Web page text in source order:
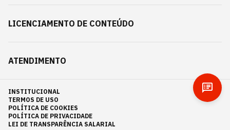
LICENCIAMENTO DE CONTEÚDO
ATENDIMENTO
INSTITUCIONAL
TERMOS DE USO
POLÍTICA DE COOKIES
POLÍTICA DE PRIVACIDADE
LEI DE TRANSPARÊNCIA SALARIAL